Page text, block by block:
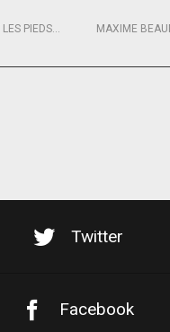
THOMAS RUYANT LES PIEDS SUR TERRE
Twitter
Facebook